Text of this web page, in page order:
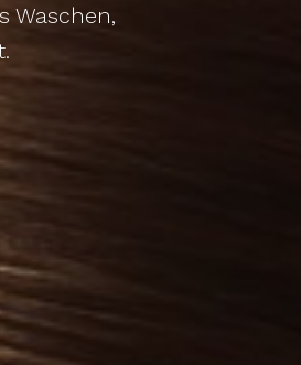
Waschen,